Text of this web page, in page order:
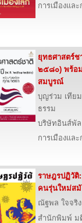
การเมืองแล
ยุทธศาสตร์
๒๕๘๐) พร้อ
สมบูรณ์
บุญร่วม เทีย
ธรรม
บริษัทอินส์พัล
การเมืองแล
ราษฎรปฏิวัติ
คนรุ่นใหม่ส
ณัฐพล ใจจริง
สำนักพิมพ์ ม